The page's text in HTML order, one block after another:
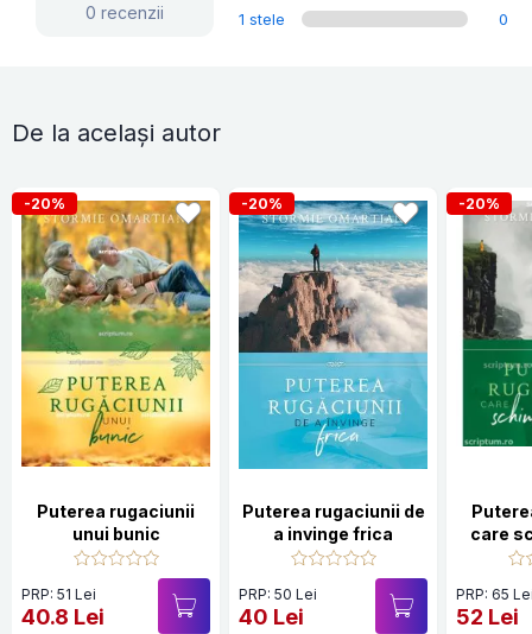
0 recenzii
1 stele
0
De la același autor
-20%
Puterea rugaciunii
unui bunic
PRP: 51 Lei
40.8 Lei
-20%
Puterea rugaciunii de
a invinge frica
PRP: 50 Lei
40 Lei
-20%
care
PRP: 65
52 Lei